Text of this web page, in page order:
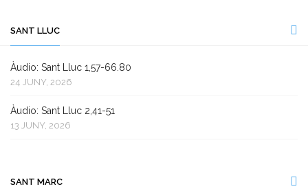
SANT LLUC
Àudio: Sant Lluc 1,57-66.80
24 JUNY, 2026
Àudio: Sant Lluc 2,41-51
13 JUNY, 2026
SANT MARC